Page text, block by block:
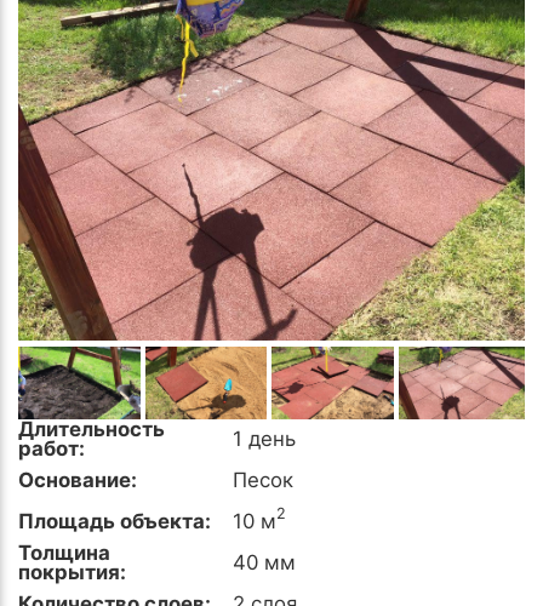
Длительность
работ:
1 день
Основание:
Песок
Площадь объекта:
10 м2
Толщина
покрытия:
40 мм